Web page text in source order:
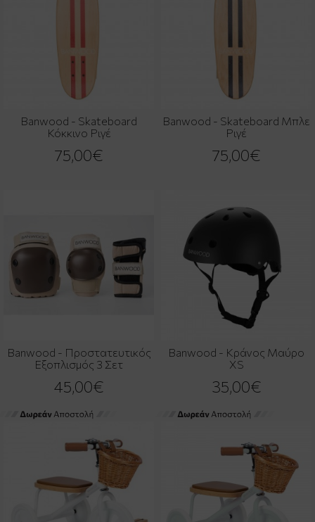
Banwood - Skateboard
Κόκκινο Ριγέ
75,00€
Banwood - Skateboard Μπλε
Ριγέ
75,00€
Banwood - Προστατευτικός
Εξοπλισμός 3 Σετ
45,00€
Banwood - Κράνος Μαύρο
XS
35,00€